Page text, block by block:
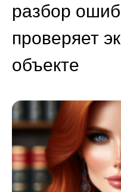
разбор
проверяет
объекте